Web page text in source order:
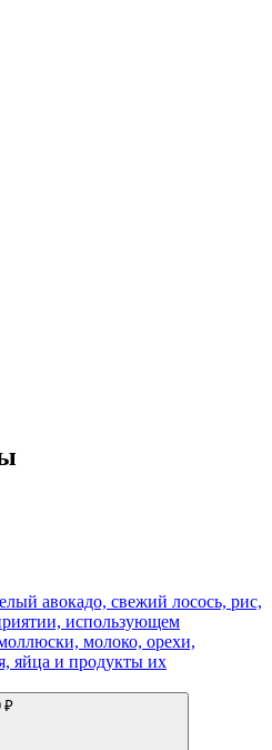
авокадо, свежий лосось, рис,
использующем
молоко, орехи,
яйца и продукты их
₽